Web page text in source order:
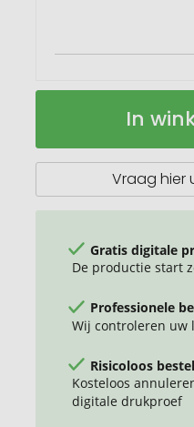
Katoenen
Op
In
Vraag hier
Gratis digitale
De productie start
Professionele
Wij controleren uw
Risicoloos
Kosteloos
digitale drukproef